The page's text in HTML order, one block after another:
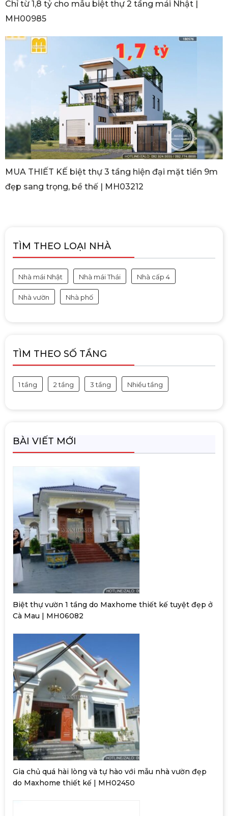
Chỉ từ 1,8 tỷ cho mẫu biệt thự 2 tầng mái Nhật |
MH00985
MUA THIẾT KẾ biệt thự 3 tầng hiện đại mặt tiền 9m
đẹp sang trọng, bề thế | MH03212
TÌM THEO LOẠI NHÀ
Nhà mái Nhật Nhà mái Thái Nhà cấp 4
Nhà vườn Nhà phố
TÌM THEO SỐ TẦNG
1 tầng 2 tầng 3 tầng Nhiều tầng
BÀI VIẾT MỚI
Biệt thự vườn 1 tầng do Maxhome thiết kế tuyệt đẹp ở
Cà Mau | MH06082
Gia chủ quá hài lòng và tự hào với mẫu nhà vườn đẹp
do Maxhome thiết kế | MH02450